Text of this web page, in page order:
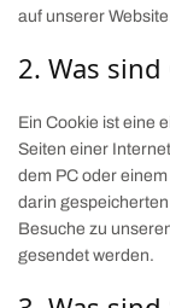
auf unserer
2. Was sind
Ein Cookie ist eine
Seiten einer
dem PC oder
darin
Besuche zu
gesendet werden.